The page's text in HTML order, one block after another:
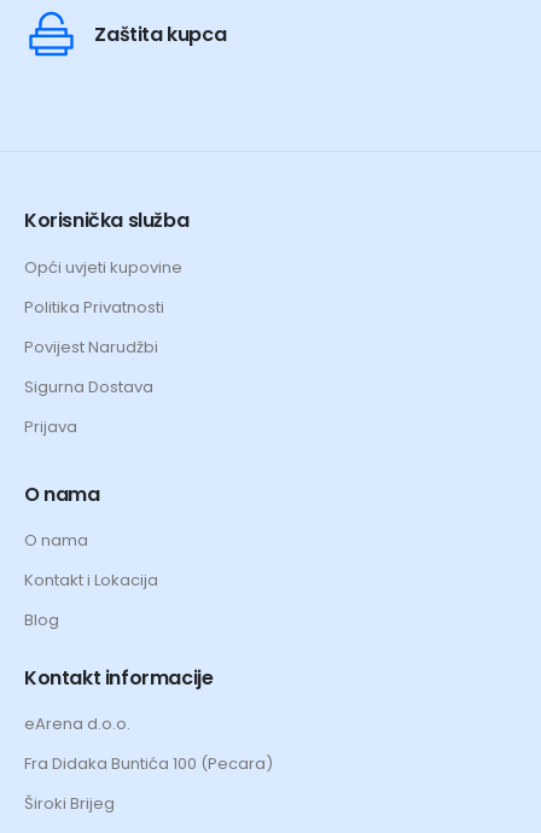
Zaštita kupca
Korisnička služba
Opći uvjeti kupovine
Politika Privatnosti
Povijest Narudžbi
Sigurna Dostava
Prijava
O nama
O nama
Kontakt i Lokacija
Blog
Kontakt informacije
eArena d.o.o.
Fra Didaka Buntića 100 (Pecara)
Široki Brijeg